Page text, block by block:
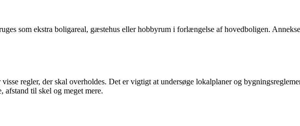
som ekstra boligareal, gæstehus eller hobbyrum i forlængelse af hovedboligen.
regler, der skal overholdes. Det er vigtigt at undersøge lokalplaner og
afstand til skel og meget mere.